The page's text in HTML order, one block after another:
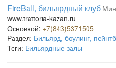
FireBall, бильярдный клуб
www.trattoria-kazan.ru
Основной: +7(843)5371505
Раздел: Бильярд, боулинг,
Теги: Бильярдные залы